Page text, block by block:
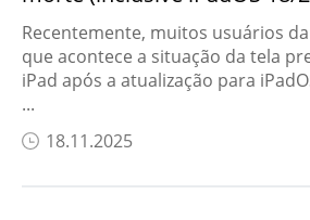
Recentemente, muitos usuários
que acontece a situação da tela
iPad após a atualização para
...
18.11.2025